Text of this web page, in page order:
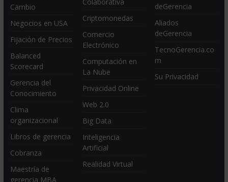
Cambio
Negocios en USA
Fijación de Precios
Balanced
Scorecard
Gerencia del
Conocimiento
Clima
organizacional
Libros de gerencia
Cobranza
Maestría de
gerencia MBA
Criptomonedas
Comercio
Electrónico
Computación en
La Nube
Privacidad Online
Web 2.0
Big Data
Inteligencia
Artificial
Realidad Virtual
deGerencia
Aliados
deGerencia
TecnoGerencia.co
m
Su Privacidad